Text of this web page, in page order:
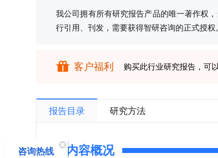
我公司拥有所有研究报告产品的唯一著作权
行引用、刊发，需要获得智研咨询的正式授权。
客户福利 购买此行业研究报告，可
报告目录 研究方法
内容概况
咨询热线